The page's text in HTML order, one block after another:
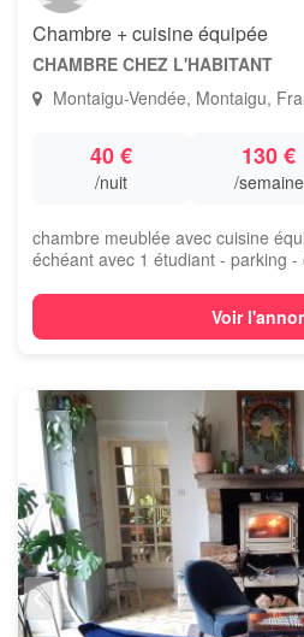
Chambre + cuisine équipée
CHAMBRE CHEZ L'HABITANT
Montaigu-Vendée, Montaigu,
40 €
/nuit
130 €
/semaine
chambre meublée avec cuisine
échéant avec 1 étudiant - parking -
Voir